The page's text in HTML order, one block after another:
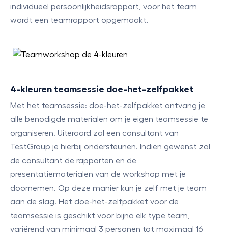
individueel persoonlijkheidsrapport, voor het team
wordt een teamrapport opgemaakt.
4-kleuren teamsessie doe-het-zelfpakket
Met het teamsessie: doe-het-zelfpakket ontvang je
alle benodigde materialen om je eigen teamsessie te
organiseren. Uiteraard zal een consultant van
TestGroup je hierbij ondersteunen. Indien gewenst zal
de consultant de rapporten en de
presentatiematerialen van de workshop met je
doornemen. Op deze manier kun je zelf met je team
aan de slag. Het doe-het-zelfpakket voor de
teamsessie is geschikt voor bijna elk type team,
variërend van minimaal 3 personen tot maximaal 16